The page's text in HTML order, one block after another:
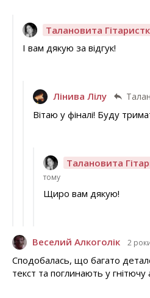
Талановита
І вам дякую за відгук!
Лінива Лілу
Вітаю у фіналі! Буду
Талановита
тому
Щиро вам дякую!
Веселий Алкоголік 2
Сподобалась, що багато
текст та поглинають у